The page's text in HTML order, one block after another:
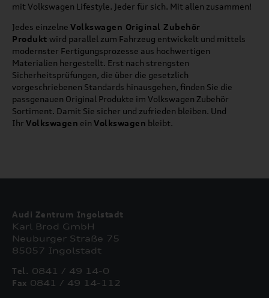
mit Volkswagen Lifestyle. Jeder für sich. Mit allen zusammen!
Jedes einzelne Volkswagen Original Zubehör
Produkt wird parallel zum Fahrzeug entwickelt und mittels
modernster Fertigungsprozesse aus hochwertigen
Materialien hergestellt. Erst nach strengsten
Sicherheitsprüfungen, die über die gesetzlich
vorgeschriebenen Standards hinausgehen, finden Sie die
passgenauen Original Produkte im Volkswagen Zubehör
Sortiment. Damit Sie sicher und zufrieden bleiben. Und
Ihr Volkswagen ein Volkswagen bleibt.
Audi Zentrum Ingolstadt
Karl Brod GmbH
Neuburger Straße 75
85057 Ingolstadt
Tel. 0841 / 49 14-0
Fax 0841 / 49 14-112